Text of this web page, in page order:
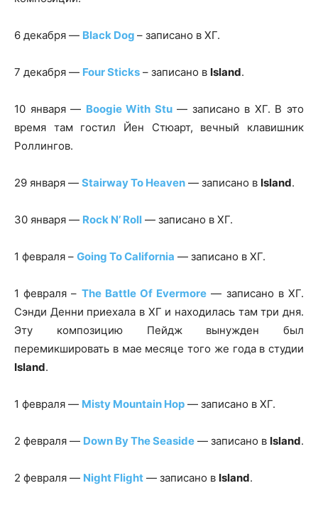
6 декабря — Black Dog – записано в ХГ.
7 декабря — Four Sticks – записано в Island.
10 января — Boogie With Stu— записано в ХГ. В это
время там гостил Йен Стюарт, вечный клавишник
Роллингов.
29 января — Stairway To Heaven — записано в Island.
30 января — Rock N’ Roll — записано в ХГ.
1 февраля – Going To California — записано в ХГ.
1 февраля – The Battle Of Evermore — записано в ХГ.
Сэнди Денни приехала в ХГ и находилась там три дня.
Эту композицию Пейдж вынужден был
перемикшировать в мае месяце того же года в студии
Island.
1 февраля — Misty Mountain Hop — записано в ХГ.
2 февраля — Down By The Seaside — записано в Island.
2 февраля — Night Flight — записано в Island.